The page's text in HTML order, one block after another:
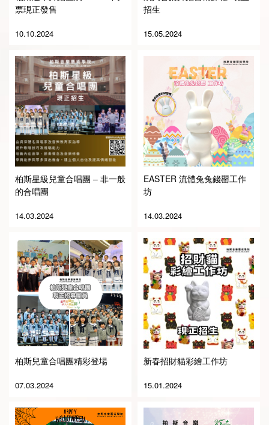
票現正發售
10.10.2024
招生
15.05.2024
柏斯星級兒童合唱團 – 非一般
的合唱團
14.03.2024
EASTER 流體兔兔錢罌工作
坊
14.03.2024
柏斯兒童合唱團精彩登場
07.03.2024
新春招財貓彩繪工作坊
15.01.2024